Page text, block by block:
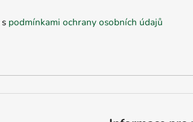
podmínkami ochrany osobních údajů